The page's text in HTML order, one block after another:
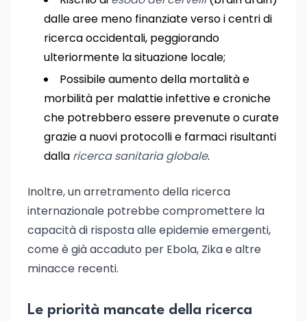
dalle aree meno finanziate verso i centri di
ricerca occidentali, peggiorando
ulteriormente la situazione locale;
Possibile aumento della mortalità e
morbilità per malattie infettive e croniche
che potrebbero essere prevenute o curate
grazie a nuovi protocolli e farmaci risultanti
dalla ricerca sanitaria globale.
Inoltre, un arretramento della ricerca
internazionale potrebbe compromettere la
capacità di risposta alle epidemie emergenti,
come è già accaduto per Ebola, Zika e altre
minacce recenti.
Le priorità mancate della ricerca